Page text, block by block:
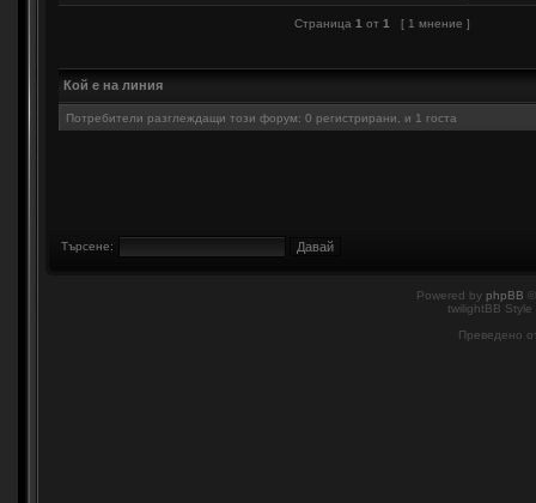
Страница 1 от 1 [ 1 мнение ]
Кой е на линия
Потребители разглеждащи този форум: 0 регистрирани, и 1 госта
Търсене:
Powered by phpBB
twilightBB
Преведено